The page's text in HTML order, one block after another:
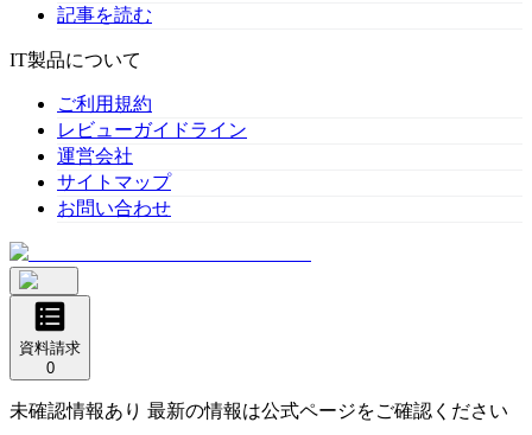
記事を読む
IT製品について
ご利用規約
レビューガイドライン
運営会社
サイトマップ
お問い合わせ
資料請求
0
未確認情報あり 最新の情報は公式ページをご確認ください